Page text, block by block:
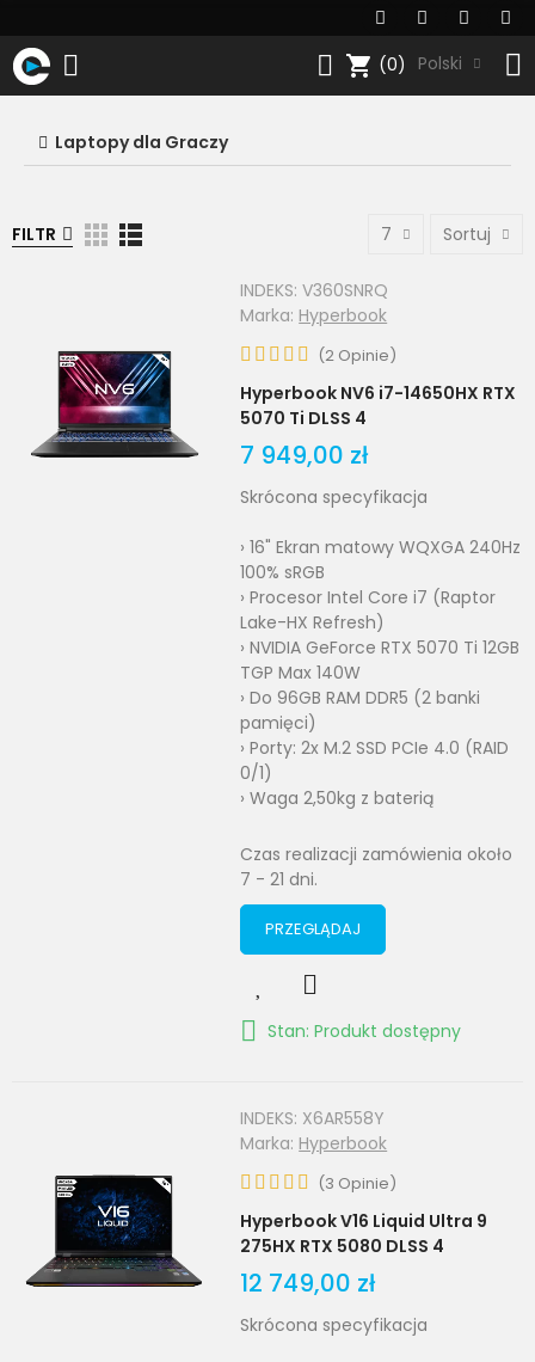
shopping_cart (0) Polski
Laptopy dla Graczy
FILTR 7 Sortuj
INDEKS:V360SNRQ
Marka: Hyperbook
(2 Opinie)
Hyperbook NV6 i7-14650HX RTX
5070 Ti DLSS 4
7 949,00 zł
Skrócona specyfikacja
› 16" Ekran matowy WQXGA 240Hz
100% sRGB
› Procesor Intel Core i7 (Raptor
Lake-HX Refresh)
› NVIDIA GeForce RTX 5070 Ti 12GB
TGP Max 140W
› Do 96GB RAM DDR5 (2 banki
pamięci)
› Porty: 2x M.2 SSD PCIe 4.0 (RAID
0/1)
› Waga 2,50kg z baterią
Czas realizacji zamówienia około
7 - 21 dni.
PRZEGLĄDAJ
Stan: Produkt dostępny
INDEKS: X6AR558Y
Marka: Hyperbook
(3 Opinie)
Hyperbook V16 Liquid Ultra 9
275HX RTX 5080 DLSS 4
12 749,00 zł
Skrócona specyfikacja